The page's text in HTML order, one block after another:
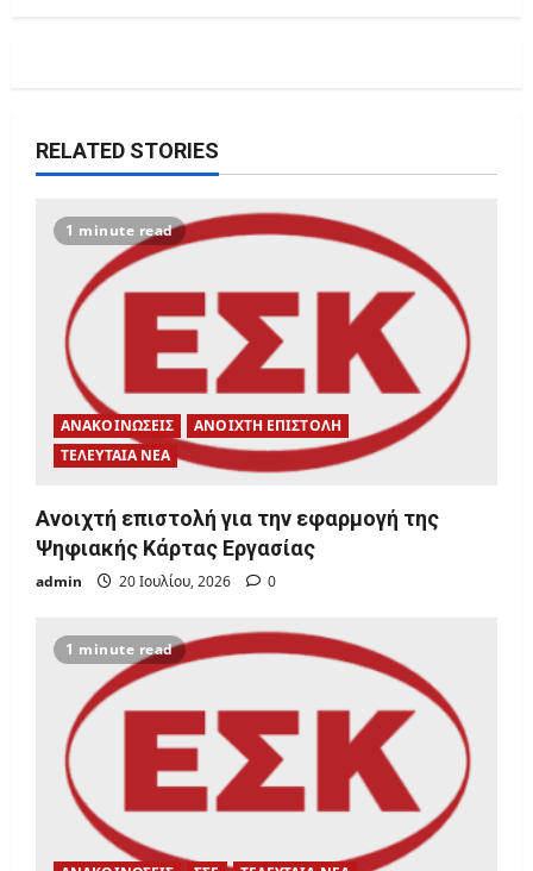
i
o
n
RELATED STORIES
1 minute read
ΑΝΑΚΟΙΝΩΣΕΙΣ
ΑΝΟΙΧΤΗ ΕΠΙΣΤΟΛΗ
ΤΕΛΕΥΤΑΙΑ ΝΕΑ
Ανοιχτή επιστολή για την εφαρμογή της
Ψηφιακής Κάρτας Εργασίας
admin 20 Ιουλίου, 2026 0
1 minute read